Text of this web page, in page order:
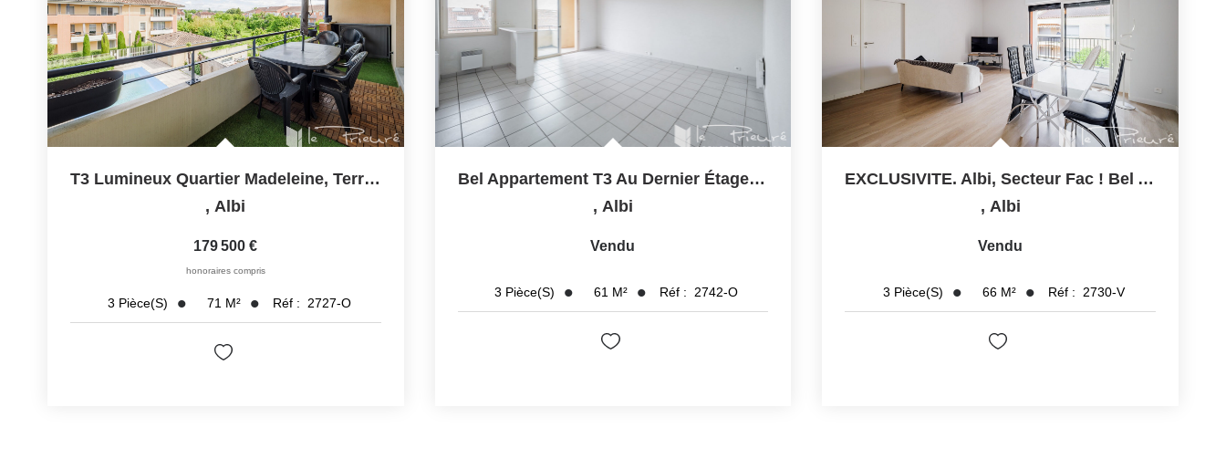
T3 Lumineux Quartier Madeleine, Terrasse, Parkings...
, Albi
179 500 €
honoraires compris
3 Pièce(s) 71 M² Réf : 2727-O
Bel Appartement T3 Au Dernier Étage Avec Terrasse Et Double...
, Albi
Vendu
3 Pièce(s) 61 M² Réf : 2742-O
EXCLUSIVITE. Albi, Secteur Fac ! Bel Appartement...
, Albi
Vendu
3 Pièce(s) 66 M² Réf : 2730-V